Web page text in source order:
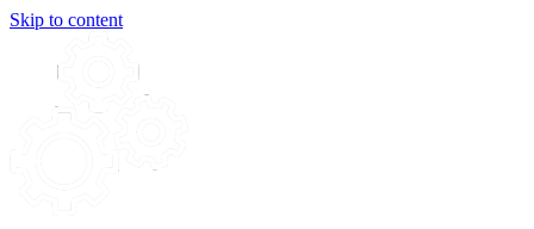
Skip to content